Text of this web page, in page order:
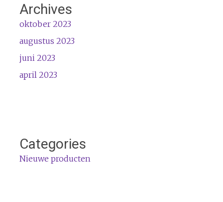
Archives
oktober 2023
augustus 2023
juni 2023
april 2023
Categories
Nieuwe producten